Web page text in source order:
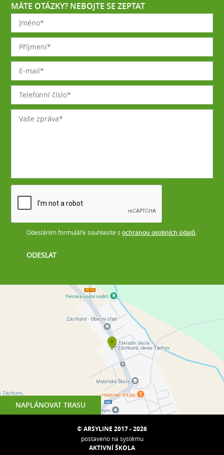
NAPLÁNOVAT TRASU
MÁTE OTÁZKY? NEBOJTE SE ZEPTAT
Odesláním formuláře souhlasíte sochranou osobních údajů
© ARSYLINE 2017 - 2026
postaveno na systému
AKTIVNÍ ŠKOLA